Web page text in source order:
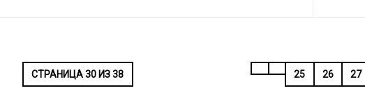
СТРАНИЦА 30 ИЗ 38 25 26 27